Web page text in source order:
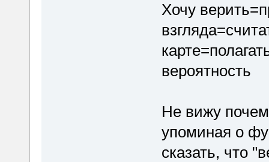
Хочу
вероятность
Не вижу
упоминая о
сказать, что